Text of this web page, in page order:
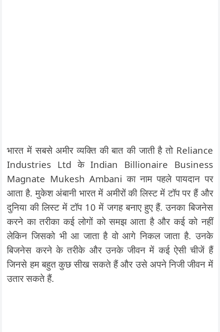
भारत में सबसे अमीर व्यक्ति की बात की जाती है तो Reliance
Industries Ltd के Indian Billionaire Business
Magnate Mukesh Ambani का नाम पहले पायदान पर
आता है. मुकेश अंबानी भारत में अमीरों की लिस्ट में टॉप पर हैं और
दुनिया की लिस्ट में टॉप 10 में जगह बनाए हुए हैं. उनका बिजनेस
करने का तरीका कई लोगों को समझ आता है और कई को नहीं
लेकिन जिसको भी आ जाता है वो आगे निकल जाता है. उनके
बिजनेस करने के तरीके और उनके जीवन में कई ऐसी चीजें हैं
जिनसे हम बहुत कुछ सीख सकते हैं और उसे अपने निजी जीवन में
उतार सकते हैं.